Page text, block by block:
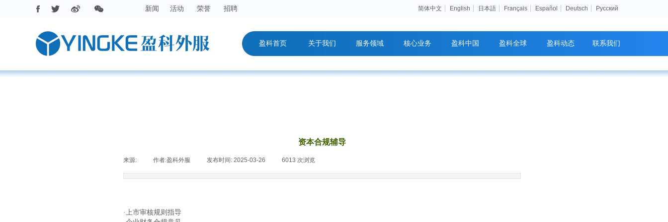
荣誉 招聘
新闻 活动 简体中文 English 日本語 Français Español Deutsch Pусский
联系我们
盈科首页
. 关于我们 服务领域 核心业务 盈科中国 盈科全球 盈科动态 .
资本合规辅导
来源: 作者:盈科外服 发布时间: 2025-03-26 6013 次浏览
·上市审核规则指导